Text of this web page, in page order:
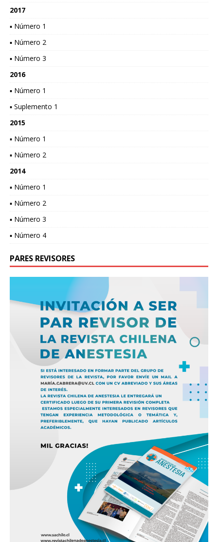
2017
▪ Número 1
▪ Número 2
▪ Número 3
2016
▪ Número 1
▪ Suplemento 1
2015
▪ Número 1
▪ Número 2
2014
▪ Número 1
▪ Número 2
▪ Número 3
▪ Número 4
PARES REVISORES